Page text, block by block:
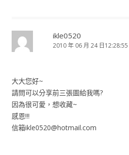
ikle0520
2010 年 06 月 24 日12:28:55
大大您好~
請問可以分享前三張圖給我嗎?
因為很可愛，想收藏~
感恩!!!
信箱ikle0520@hotmail.com